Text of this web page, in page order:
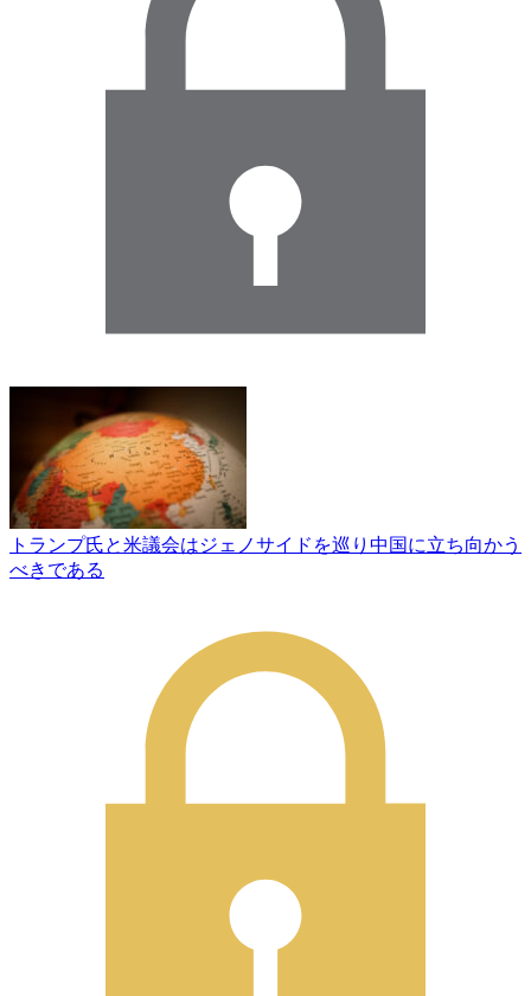
トランプ氏と米議会はジェノサイドを巡り中国に立ち向かう
べきである